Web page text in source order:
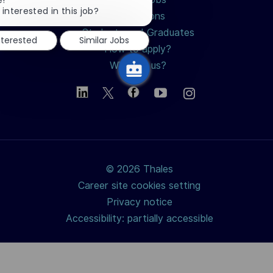
Professions
Students and Graduates
How to apply?
Why join us?
© 2026 Thales
Career site cookies setting
Privacy notice
Accessibility: partially accessible
interested in this job?
notification
Similar Jobs